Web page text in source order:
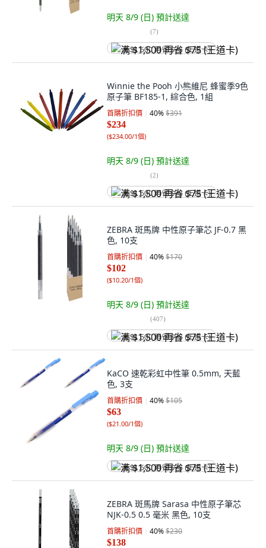
明天 8/9 (日) 預計送達
(7)
满 $1,500 再省 $75 (王道卡)
Winnie the Pooh 小熊維尼 蜂蜜季9色
原子筆 BF185-1, 綜合色, 1組
首購折扣價 40%$391
$234
($234.00/1個)
明天 8/9 (日) 預計送達
(2)
满 $1,500 再省 $75 (王道卡)
ZEBRA 斑馬牌 中性原子筆芯 JF-0.7 黑
色, 10支
首購折扣價 40%$170
$102
($10.20/1個)
明天 8/9 (日) 預計送達
(407)
满 $1,500 再省 $75 (王道卡)
KaCO 速乾彩虹中性筆 0.5mm, 天藍
色, 3支
首購折扣價 40%$105
$63
($21.00/1個)
明天 8/9 (日) 預計送達
满 $1,500 再省 $75 (王道卡)
ZEBRA 斑馬牌 Sarasa 中性原子筆芯
NJK-0.5 0.5 毫米 黑色, 10支
首購折扣價 40%$230
$138